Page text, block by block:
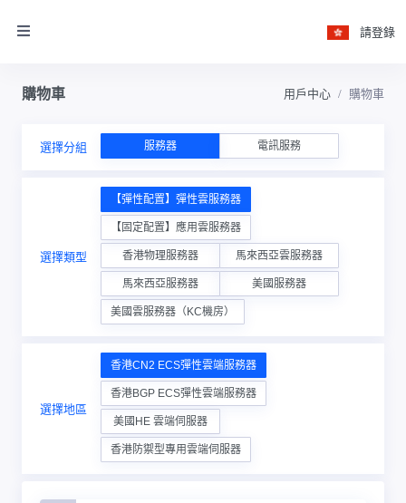
請登錄
購物車 用戶中心 購物車
選擇分組 服務器 電訊服務
選擇類型
【彈性配置】彈性雲服務器
【固定配置】應用雲服務器
香港物理服務器 馬來西亞雲服務器
馬來西亞服務器 美國服務器
美國雲服務器（KC機房）
選擇地區
香港CN2 ECS彈性雲端服務器
香港BGP ECS彈性雲端服務器
美國HE 雲端伺服器
香港防禦型專用雲端伺服器